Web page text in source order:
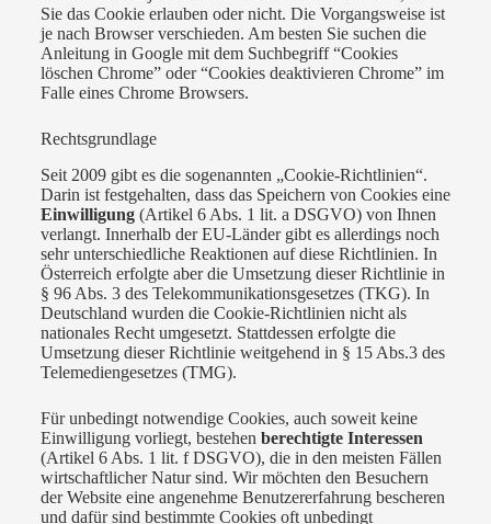
Sie das Cookie erlauben oder nicht. Die Vorgangsweise ist
je nach Browser verschieden. Am besten Sie suchen die
Anleitung in Google mit dem Suchbegriff “Cookies
löschen Chrome” oder “Cookies deaktivieren Chrome” im
Falle eines Chrome Browsers.
Rechtsgrundlage
Seit 2009 gibt es die sogenannten „Cookie-Richtlinien“.
Darin ist festgehalten, dass das Speichern von Cookies eine
Einwilligung(Artikel 6 Abs. 1 lit. a DSGVO) von Ihnen
verlangt. Innerhalb der EU-Länder gibt es allerdings noch
sehr unterschiedliche Reaktionen auf diese Richtlinien. In
Österreich erfolgte aber die Umsetzung dieser Richtlinie in
§ 96 Abs. 3 des Telekommunikationsgesetzes (TKG). In
Deutschland wurden die Cookie-Richtlinien nicht als
nationales Recht umgesetzt. Stattdessen erfolgte die
Umsetzung dieser Richtlinie weitgehend in § 15 Abs.3 des
Telemediengesetzes (TMG).
Für unbedingt notwendige Cookies, auch soweit keine
Einwilligung vorliegt, bestehen berechtigte Interessen
(Artikel 6 Abs. 1 lit. f DSGVO), die in den meisten Fällen
wirtschaftlicher Natur sind. Wir möchten den Besuchern
der Website eine angenehme Benutzererfahrung bescheren
und dafür sind bestimmte Cookies oft unbedingt